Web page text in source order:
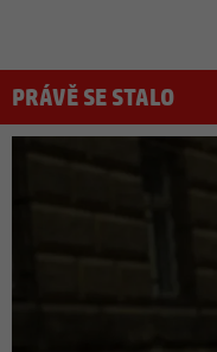
PRÁVĚ SE STALO